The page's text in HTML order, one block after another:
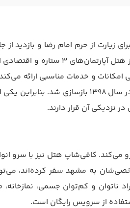
زیارت از حرم امام رضا و بازدید
شهر، هتل مارین است.
و خدمات مناسبی ارائه
به‌شمار می‌رود.ساختمان ۴ طبقه هتل مارین در سال
نزدیکی آن قرار دارند.
می‌کند. کافی‌شاپ هتل نیز با سرو
و کم‌توان جسمی،